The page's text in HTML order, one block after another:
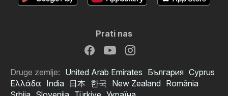
Prati nas
Druge zemlje: United Arab Emirates България Cyprus
Ελλάδα India 日本 한국 New Zealand România